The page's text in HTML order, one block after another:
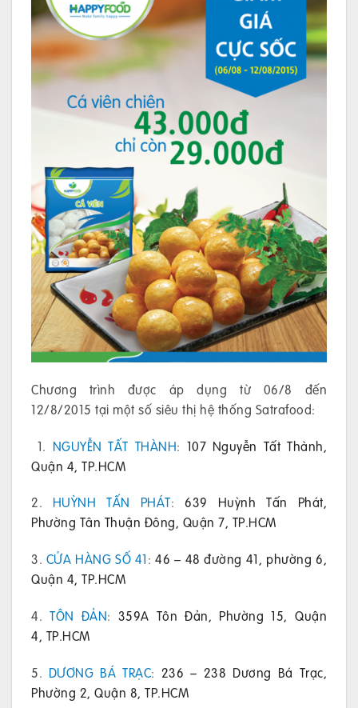
Chương trình được áp dụng từ 06/8 đến
12/8/2015 tại một số siêu thị hệ thống Satrafood:
1. NGUYỄN TẤT THÀNH: 107 Nguyễn Tất Thành,
Quận 4, TP.HCM
2. HUỲNH TẤN PHÁT:639 Huỳnh Tấn Phát,
Phường Tân Thuận Đông, Quận 7, TP.HCM
3. CỬA HÀNG SỐ 41:46 – 48 đường 41, phường 6,
Quận 4, TP.HCM
4.TÔN ĐẢN: 359A Tôn Đản, Phường 15, Quận
4, TP.HCM
5. DƯƠNG BÁ TRẠC: 236 – 238 Dương Bá Trạc,
Phường 2, Quận 8, TP.HCM